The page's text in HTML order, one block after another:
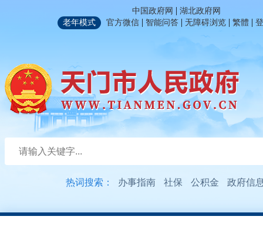
中国政府网 | 湖北政府网
老年模式
官方微信 | 智能问答 | 无障碍浏览 | 繁體 |
热词搜索： 办事指南 社保 公积金 政府信